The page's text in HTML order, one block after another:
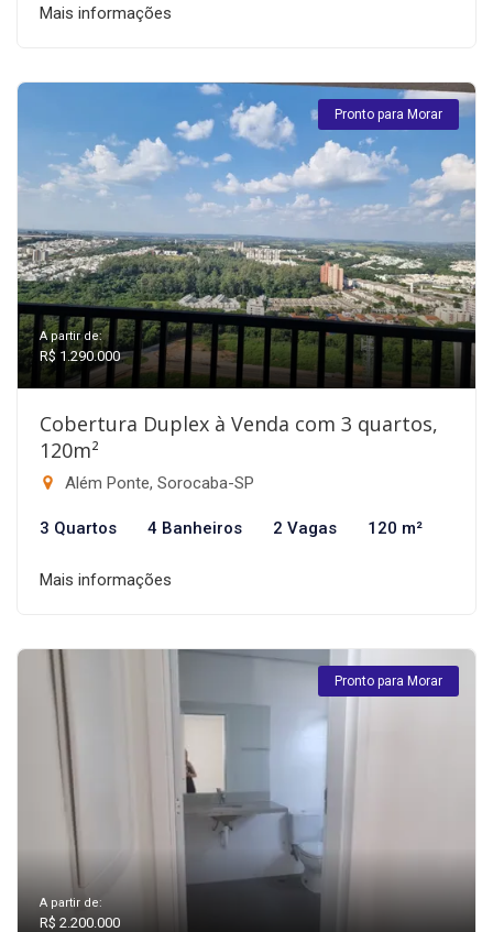
Mais informações
Pronto para Morar
A partir de:
R$ 1.290.000
Cobertura Duplex à Venda com 3 quartos,
120m²
Além Ponte, Sorocaba-SP
3 Quartos 4 Banheiros 2 Vagas 120 m²
Mais informações
Pronto para Morar
A partir de:
R$ 2.200.000